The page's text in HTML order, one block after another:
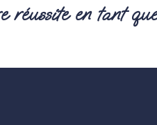
réussite en tant